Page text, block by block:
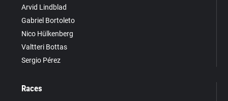
Arvid Lindblad
Gabriel Bortoleto
Nico Hülkenberg
Valtteri Bottas
Sergio Pérez
Races